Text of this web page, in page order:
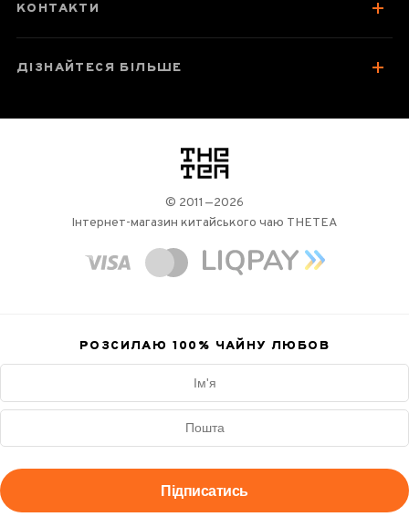
КОНТАКТИ
ДІЗНАЙТЕСЯ БІЛЬШЕ
логотип
© 2011—2026
Інтернет-магазин китайського чаю THETEA
РОЗСИЛАЮ 100% ЧАЙНУ ЛЮБОВ
Підписатись